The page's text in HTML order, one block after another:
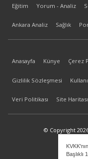
Başlıklı
Eğitim Yorum - Analiz
Ankara Analiz Sağlık
Anasayfa Künye Çerez
Gizlilik Sözleşmesi
Veri Politikası Site Haritası
© Copyright